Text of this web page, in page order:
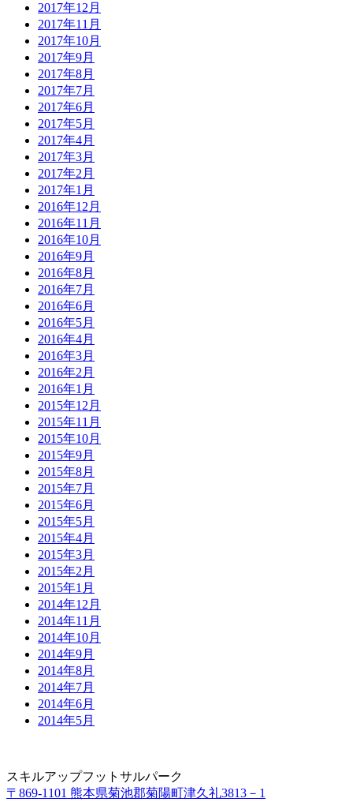
2017年12月
2017年11月
2017年10月
2017年9月
2017年8月
2017年7月
2017年6月
2017年5月
2017年4月
2017年3月
2017年2月
2017年1月
2016年12月
2016年11月
2016年10月
2016年9月
2016年8月
2016年7月
2016年6月
2016年5月
2016年4月
2016年3月
2016年2月
2016年1月
2015年12月
2015年11月
2015年10月
2015年9月
2015年8月
2015年7月
2015年6月
2015年5月
2015年4月
2015年3月
2015年2月
2015年1月
2014年12月
2014年11月
2014年10月
2014年9月
2014年8月
2014年7月
2014年6月
2014年5月
スキルアップフットサルパーク
〒869-1101 熊本県菊池郡菊陽町津久礼3813－1